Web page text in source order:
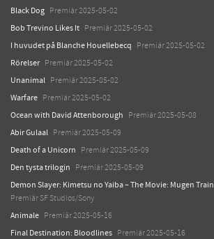
Black Dog Premiär 2025-05-02
Bob Trevino Likes It Premiär 2025-05-02
I huvudet på Blanche Houellebecq Premiär 2025-05-02
Rörelser Premiär 2025-05-02
Unanimal Premiär 2025-05-02
Warfare Premiär 2025-05-02
Ocean with David Attenborough Premiär 2025-05-08
Abir Gulaal Premiär 2025-05-09
Death of a Unicorn Premiär 2025-05-09
Den tysta trilogin Premiär 2025-05-09
Demon Slayer: Kimetsu no Yaiba – The Movie: Mugen Train
Premiär SF Studios/Sony
Animale Premiär 2025-05-16
Final Destination: Bloodlines Premiär 2025-05-16